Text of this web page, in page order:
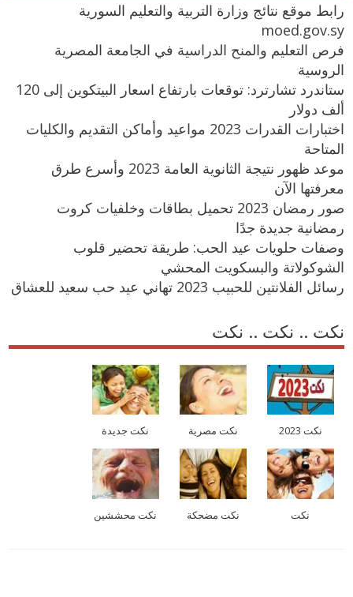
رابط موقع نتائج وزارة التربية والتعليم السورية
moed.gov.sy
فرص التعليم والمنح الدراسية في الجامعة المصرية
الروسية
ستاندرد تشارترد: توقعات بارتفاع اسعار البيتكوين إلى 120
ألف دولار
اختبارات القدرات 2023 مواعيد وأماكن التقديم والكليات
المتاحة
موعد ظهور نتيجة الثانوية العامة 2023 وأسرع طرق
معرفتها الآن
صور رمضان 2023 تحميل بطاقات وخلفيات كروت
رمضانية جديدة جدًا
وصفات حلويات عيد الحب: طريقة تحضير قلوب
الشوكولاتة والبسكويت المحشي
رسائل الفلانتين للحبيب 2023 تهاني عيد حب سعيد للعشاق
نكت .. نكت .. نكت
نكت 2023 نكت مصرية نكت جديدة
نكت نكت مضحكة نكت محششين